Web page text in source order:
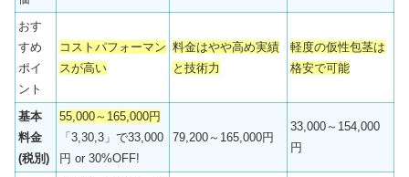
おす
すめ
ポイ
ント
コストパフォーマン
スが高い
料金はやや高め実績
と技術力
軽度の仮性包茎は
格安で可能
基本
料金
(税別)
55,000～165,000円
「3,30,3」で33,000
円 or 30%OFF!
79,200～165,000円
33,000～154,000
円